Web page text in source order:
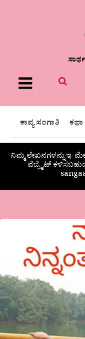
Menu
ಕಾವ್ಯ ಸಂಗಾತಿ
ನಿಮ್ಮ ಲೇಖನಗಳನ್ನು ಇ-
ವೆಬ್ಸೈಟ್